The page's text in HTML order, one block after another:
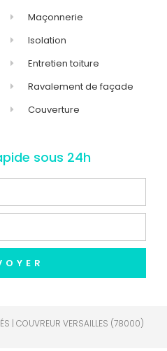
Maçonnerie
Isolation
Entretien toiture
Ravalement de façade
Couverture
sous 24h
| COUVREUR VERSAILLES (78000)